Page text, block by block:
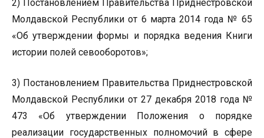
2) Постановлением Правительства Приднестровской
Молдавской Республики от 6 марта 2014 года № 65
«Об утверждении формы и порядка ведения Книги
истории полей севооборотов»;
3) Постановлением Правительства Приднестровской
Молдавской Республики от 27 декабря 2018 года №
473 «Об утверждении Положения о порядке
реализации государственных полномочий в сфере